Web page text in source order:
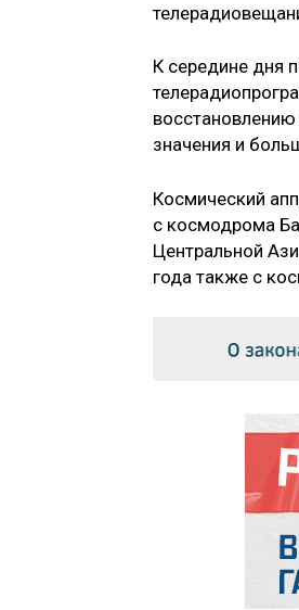
К середине дня
значения и
Космический
с космодрома
Центральной
года также с